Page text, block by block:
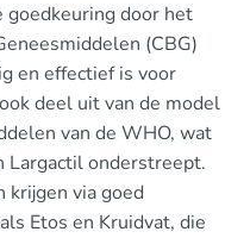
goedkeuring door het
(CBG)
en effectief is voor
deel uit van de model
van de WHO, wat
Largactil onderstreept.
krijgen via goed
Etos en Kruidvat, die